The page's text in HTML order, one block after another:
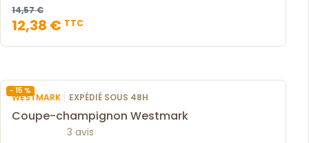
14,57 €
12,38 € TTC
- 15 %
WESTMARK | EXPÉDIÉ SOUS 48H
Coupe-champignon Westmark
3 avis